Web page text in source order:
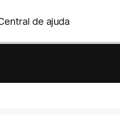
de ajuda